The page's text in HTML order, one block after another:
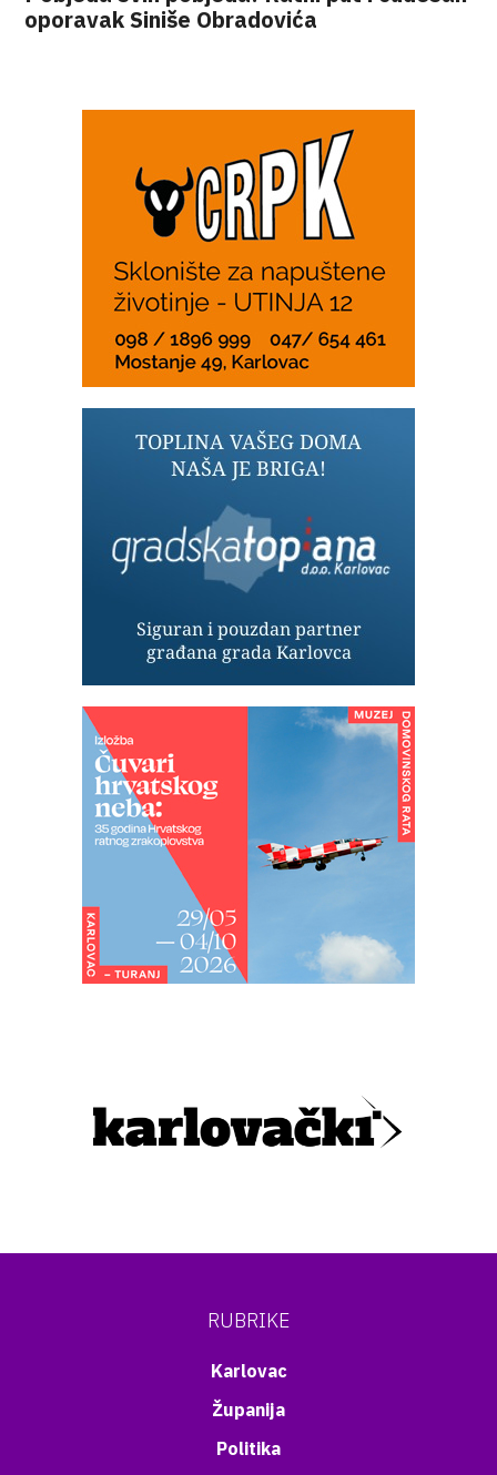
oporavak Siniše Obradovića
RUBRIKE
Karlovac
Županija
Politika